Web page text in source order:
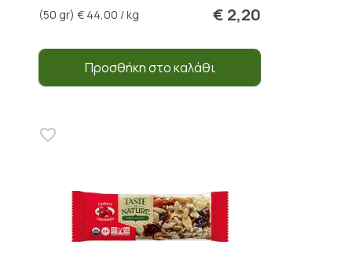
(50 gr) € 44,00 / kg € 2,20
Προσθήκη στο καλάθι